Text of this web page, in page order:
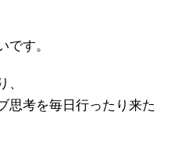
です。
、
思考を毎日行ったり来た